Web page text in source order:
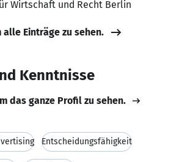
Wirtschaft und Recht Berlin
alle Einträge zu sehen.
Kenntnisse
das ganze Profil zu sehen.
Entscheidungsfähigkeit